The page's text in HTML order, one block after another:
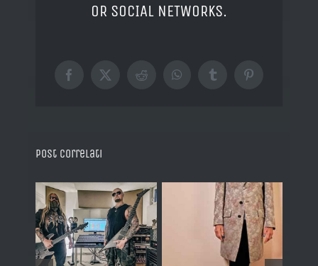
OR SOCIAL NETWORKS.
Facebook
X RedditWhatsAppTumblrPinterest
Post correlati